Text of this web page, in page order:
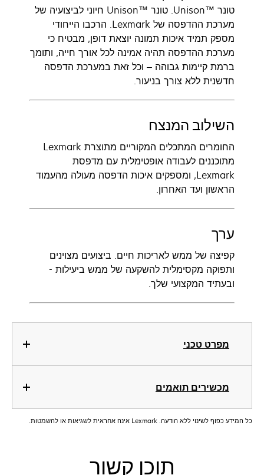
מפרט טכני
מכשירים תואמים
טונר Unison™‎. טונר Unison™‎ חיוני לביצועיה של
מערכת ההדפסה של Lexmark. הרכבו הייחודי
מספק תמיד איכות תמונה יוצאת דופן, מבטיח כי
מערכת ההדפסה תהיה אמינה לכל אורך חייה, ותומך
ברמת קיימות גבוהה – וכל זאת במערכת הדפסה
חדשנית ללא צורך בניעור.
השילוב המנצח
החומרים המתכלים המקוריים מתוצרת Lexmark
מתוכננים לעבודה אופטימלית עם מדפסת
Lexmark, ומספקים איכות הדפסה מעולה מהעמוד
הראשון ועד האחרון.
ערך
קפיצה של ממש לאריכות חיים. ביצועים מצוינים
ותפוקה מקסימלית להשקעה של ממש ביעילות -
ובעתיד המקצועי שלך.
כל המידע כפוף לשינוי ללא הודעה. Lexmark אינה אחראית לשגיאות או להשמטות.
תוכן קשור